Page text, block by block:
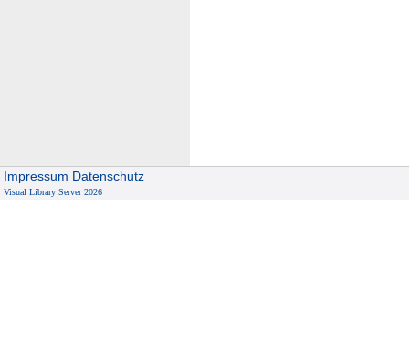
Impressum Datenschutz
Visual Library Server 2026